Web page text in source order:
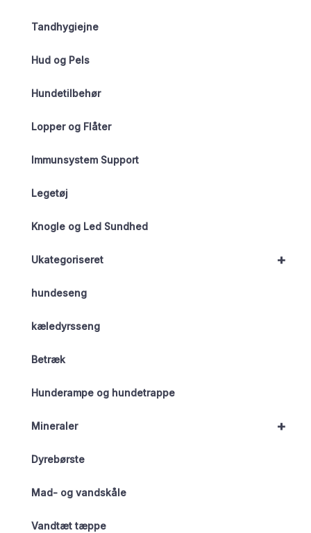
Tandhygiejne
Hud og Pels
Hundetilbehør
Lopper og Flåter
Immunsystem Support
Legetøj
Knogle og Led Sundhed
+
Ukategoriseret
hundeseng
kæledyrsseng
Betræk
Hunderampe og hundetrappe
+
Mineraler
Dyrebørste
Mad- og vandskåle
Vandtæt tæppe